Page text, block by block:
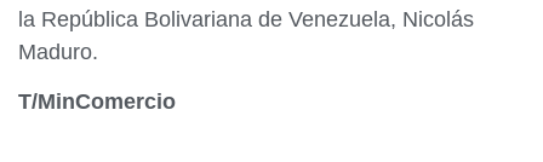
la República Bolivariana de Venezuela, Nicolás
Maduro.
T/MinComercio